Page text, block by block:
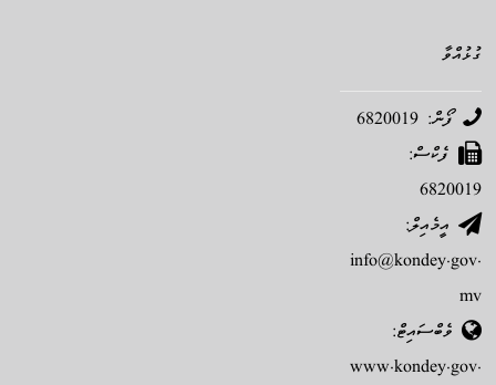
ގުޅުއްވާ
ފޯން: 6820019
ފެކްސް:
6820019
އީމެއިލް:
info@kondey.gov.
mv
ވެބްސައިޓް:
www.kondey.gov.